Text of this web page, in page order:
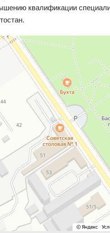
квалификации